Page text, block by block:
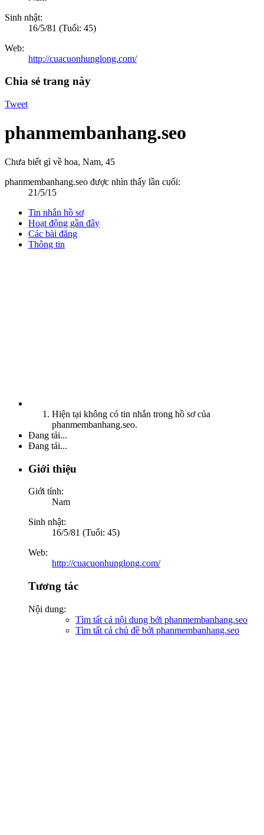
Sinh nhật:
16/5/81 (Tuổi: 45)
Web:
http://cuacuonhunglong.com/
Chia sẻ trang này
Tweet
phanmembanhang.seo
Chưa biết gì về hoa, Nam, 45
phanmembanhang.seo được nhìn thấy lần cuối:
21/5/15
Tin nhắn hồ sơ
Hoạt động gần đây
Các bài đăng
Thông tin
Hiện tại không có tin nhắn trong hồ sơ của
phanmembanhang.seo.
Đang tải...
Đang tải...
Giới thiệu
Giới tính:
Nam
Sinh nhật:
16/5/81 (Tuổi: 45)
Web:
http://cuacuonhunglong.com/
Tương tác
Nội dung:
Tìm tất cả nội dung bởi phanmembanhang.seo
Tìm tất cả chủ đề bởi phanmembanhang.seo